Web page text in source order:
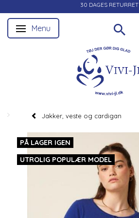
30 DAGES RETURRET
Skifte navigation
Menu
Jakker, veste og cardigan
PÅ LAGER IGEN
UTROLIG POPULÆR MODEL